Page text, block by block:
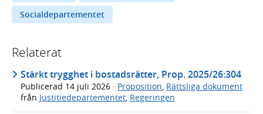
Socialdepartementet
Relaterat
Stärkt trygghet i bostadsrätter, Prop. 2025/26:304
Publicerad 14 juli 2026 · Proposition, Rättsliga dokument
från Justitiedepartementet, Regeringen